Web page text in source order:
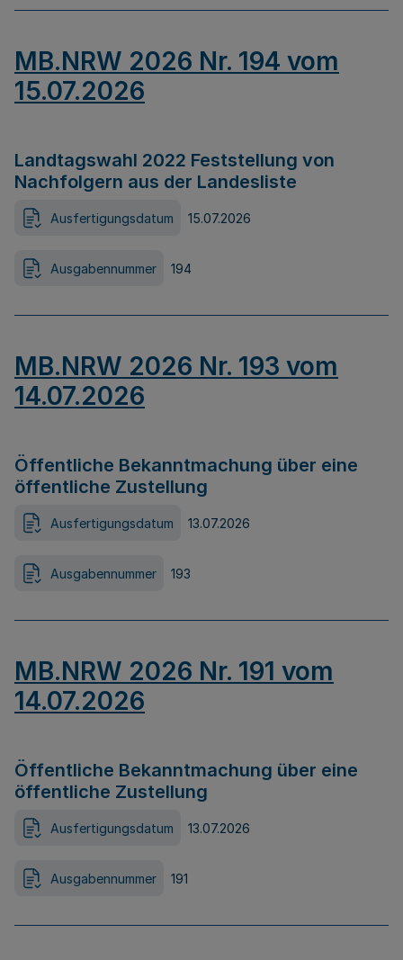
MB.NRW 2026 Nr. 194 vom
15.07.2026
Landtagswahl 2022 Feststellung von
Nachfolgern aus der Landesliste
Ausfertigungsdatum 15.07.2026
Ausgabennummer 194
MB.NRW 2026 Nr. 193 vom
14.07.2026
Öffentliche Bekanntmachung über eine
öffentliche Zustellung
Ausfertigungsdatum 13.07.2026
Ausgabennummer 193
MB.NRW 2026 Nr. 191 vom
14.07.2026
Öffentliche Bekanntmachung über eine
öffentliche Zustellung
Ausfertigungsdatum 13.07.2026
Ausgabennummer 191